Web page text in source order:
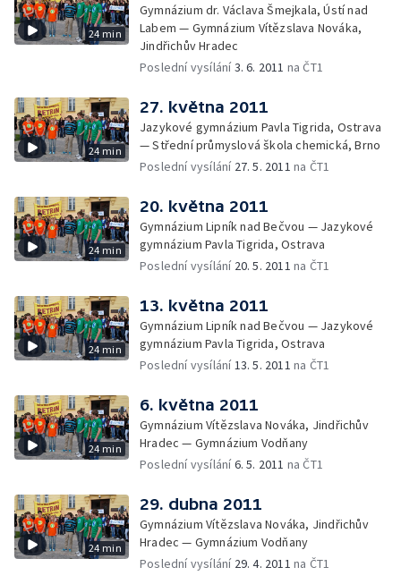
24 min
Gymnázium dr. Václava Šmejkala, Ústí nad
Labem — Gymnázium Vítězslava Nováka,
Jindřichův Hradec
Poslední vysílání3. 6. 2011 na ČT1
24 min
27. května 2011
Jazykové gymnázium Pavla Tigrida, Ostrava
— Střední průmyslová škola chemická, Brno
Poslední vysílání 27. 5. 2011 na ČT1
24 min
20. května 2011
Gymnázium Lipník nad Bečvou — Jazykové
gymnázium Pavla Tigrida, Ostrava
Poslední vysílání 20. 5. 2011 na ČT1
24 min
13. května 2011
Gymnázium Lipník nad Bečvou — Jazykové
gymnázium Pavla Tigrida, Ostrava
Poslední vysílání13. 5. 2011 na ČT1
24 min
6. května 2011
Gymnázium Vítězslava Nováka, Jindřichův
Hradec — Gymnázium Vodňany
Poslední vysílání6. 5. 2011 na ČT1
24 min
29. dubna 2011
Gymnázium Vítězslava Nováka, Jindřichův
Hradec — Gymnázium Vodňany
Poslední vysílání 29. 4. 2011 na ČT1